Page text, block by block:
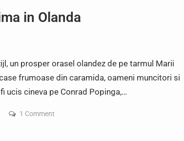
in Olanda
un prosper orasel olandez de pe tarmul Marii
frumoase din caramida, oameni muncitori si
ucis cineva pe Conrad Popinga,…
1 Comment